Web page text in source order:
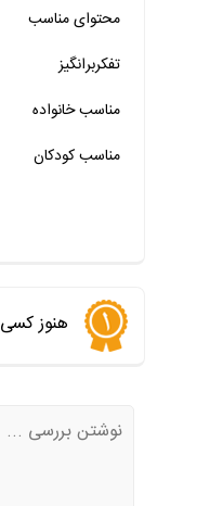
خیر تقریبا
خیر
خیر
محتوای مناسب
تفکربرانگیز
مناسب خانواده‌
مناسب کودکان
هنوز